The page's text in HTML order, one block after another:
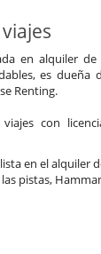
en alquiler
es dueña
Renting.
con
en el alquiler
pistas,